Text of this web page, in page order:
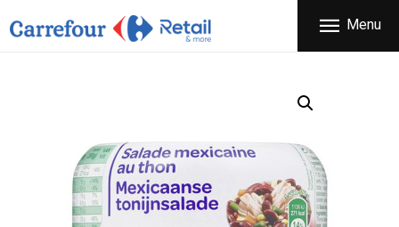
Menu
CARREFOUR
ΕΤΑΙΡΕΙΑ
ΠΡΟΪΟΝΤΑ
FRANCHISE
ΝΕΑ
ΕΠΙΚΟΙΝΩΝΙΑ